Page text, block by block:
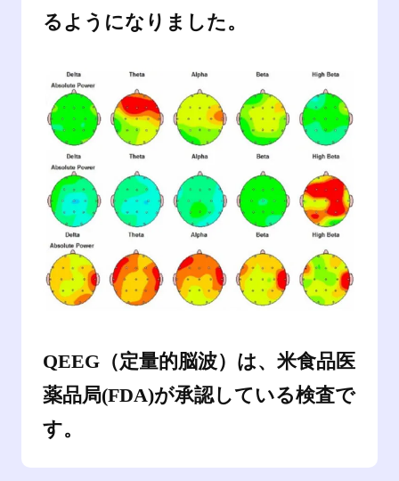
るようになりました。
QEEG（定量的脳波）は、米食品医
薬品局(FDA)が承認している検査で
す。